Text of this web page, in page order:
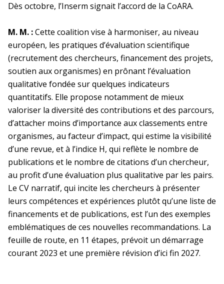
Dès octobre, l’Inserm signait l’accord de la CoARA.
M. M. :Cette coalition vise à harmoniser, au niveau
européen, les pratiques d’évaluation scientifique
(recrutement des chercheurs, financement des projets,
soutien aux organismes) en prônant l’évaluation
qualitative fondée sur quelques indicateurs
quantitatifs. Elle propose notamment de mieux
valoriser la diversité des contributions et des parcours,
d’attacher moins d’importance aux classements entre
organismes, au facteur d’impact, qui estime la visibilité
d’une revue, et à l’indice H, qui reflète le nombre de
publications et le nombre de citations d’un chercheur,
au profit d’une évaluation plus qualitative par les pairs.
Le CV narratif, qui incite les chercheurs à présenter
leurs compétences et expériences plutôt qu’une liste de
financements et de publications, est l’un des exemples
emblématiques de ces nouvelles recommandations. La
feuille de route, en 11 étapes, prévoit un démarrage
courant 2023 et une première révision d’ici fin 2027.